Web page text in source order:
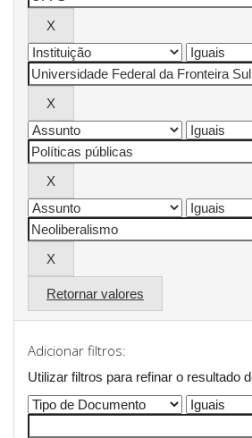
Retornar valores
Adicionar filtros:
Utilizar filtros para refinar o resultado